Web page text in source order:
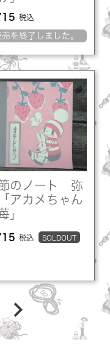
税込
売を終了しました。
のノート 弥
アカメちゃん
」
税込 SOLDOUT